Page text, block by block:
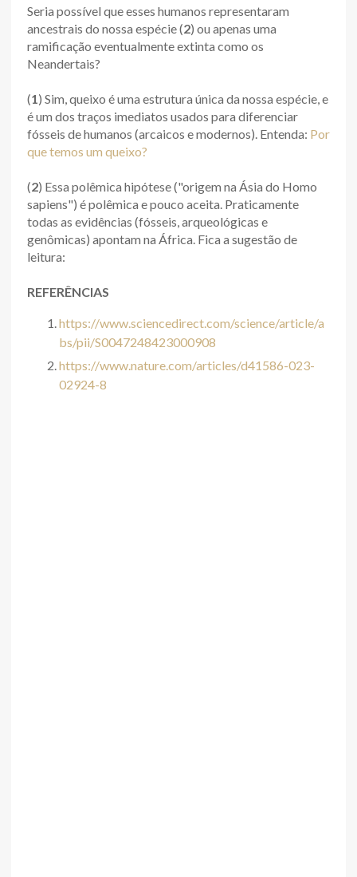
Seria possível que esses humanos representaram
ancestrais do nossa espécie (2) ou apenas uma
ramificação eventualmente extinta como os
Neandertais?
(1) Sim, queixo é uma estrutura única da nossa espécie, e
é um dos traços imediatos usados para diferenciar
fósseis de humanos (arcaicos e modernos). Entenda: Por
que temos um queixo?
(2) Essa polêmica hipótese ("origem na Ásia do Homo
sapiens") é polêmica e pouco aceita. Praticamente
todas as evidências (fósseis, arqueológicas e
genômicas) apontam na África. Fica a sugestão de
leitura:
REFERÊNCIAS
https://www.sciencedirect.com/science/article/a
bs/pii/S0047248423000908
https://www.nature.com/articles/d41586-023-
02924-8